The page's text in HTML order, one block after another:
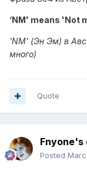
‘NM' means 'Not
'NM' (Эн Эм) в
много)
Quote
Fnyone's
Posted